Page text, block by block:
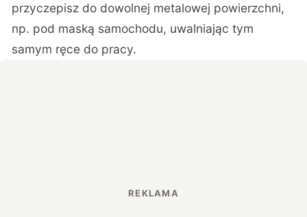
przyczepisz do dowolnej metalowej powierzchni,
np. pod maską samochodu, uwalniając tym
samym ręce do pracy.